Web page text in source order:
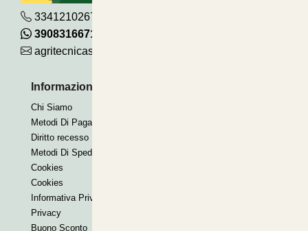
3341210267
390831667115
agritecnicasrl@gmail.com
Informazioni Utili
Chi Siamo
Metodi Di Pagamento
Diritto recesso
Metodi Di Spedizione
Cookies
Cookies
Informativa Privacy
Privacy
Buono Sconto